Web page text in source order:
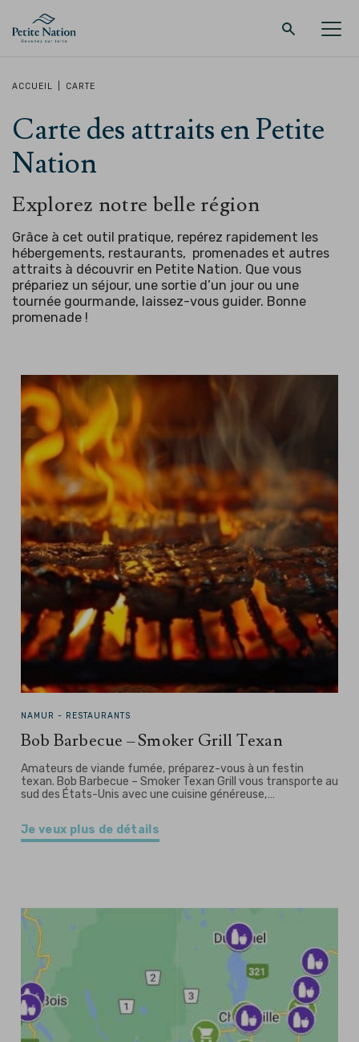
Retour au menu principal
LA RÉGION
Retour au menu principal
PROMENADES – QUOI FAIRE
Retour au menu principal
HÉBERGEMENT
Retour au menu principal
RESTAURANT
ACCUEIL CARTE
Carte des attraits en Petite
Nation
Explorez notre belle région
Grâce à cet outil pratique, repérez rapidement les
hébergements, restaurants, promenades et autres
attraits à découvrir en Petite Nation. Que vous
prépariez un séjour, une sortie d’un jour ou une
tournée gourmande, laissez-vous guider. Bonne
promenade !
NAMUR - RESTAURANTS
Bob Barbecue – Smoker Grill Texan
Amateurs de viande fumée, préparez-vous à un festin
texan. Bob Barbecue – Smoker Texan Grill vous transporte au
sud des États-Unis avec une cuisine généreuse,…
Je veux plus de détails